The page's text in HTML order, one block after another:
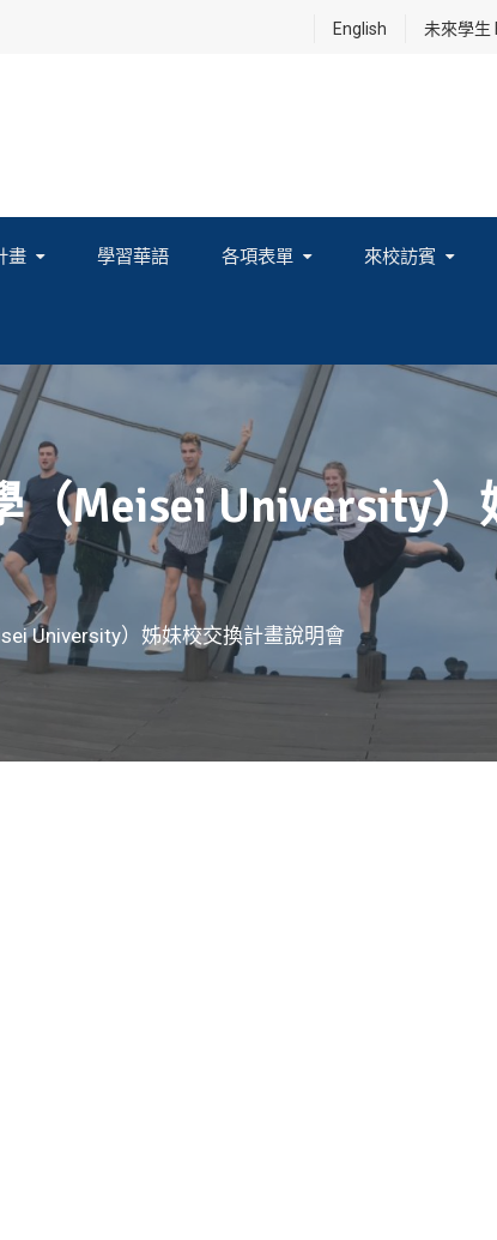
English 未來學生
畫 學習華語 各項表單 來校訪賓
（Meisei University
University）姊妹校交換計畫說明會